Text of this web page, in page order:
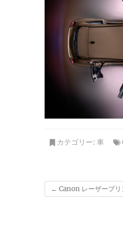
カテゴリー: 車
← Canon レーザープリ